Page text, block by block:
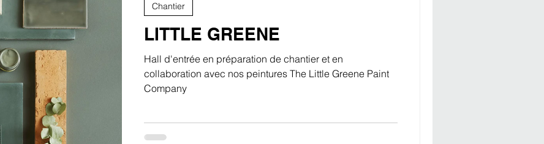
LITTLE GREENE
Hall d'entrée en préparation de chantier et en
collaboration avec nos peintures The Little Greene Paint
Company
Chantier